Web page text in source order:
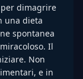
dimagrire
una dieta
spontanea
Il
Non
e in